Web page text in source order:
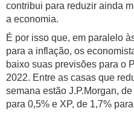
contribui para reduzir ainda
a economia.
É por isso que, em paralelo
para a inflação, os
baixo suas previsões para o
2022. Entre as casas que
semana estão J.P.Morgan,
para 0,5% e XP, de 1,7%